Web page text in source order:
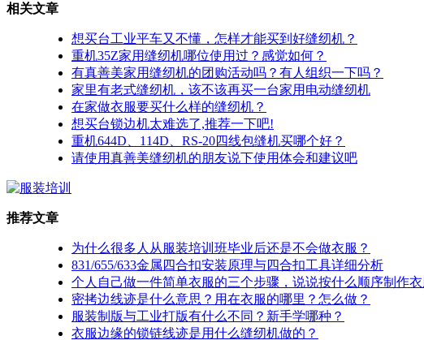
相关文章
想买台工业平车又不懂，怎样才能买到好缝纫机？
重机35Z家用缝纫机哪位使用过？感觉如何？
有真善美家用缝纫机的团购活动吗？有人组织一下吗？
家里有老式缝纫机，该不该再买一台家用电动缝纫机
在家做衣服要买什么样的缝纫机？
想买台锁边机太难选了,推荐一下吧!
重机644D、114D、RS-20四线包缝机买哪个好？
请使用真善美缝纫机的朋友说下使用体会和建议吧
推荐文章
为什么很多人从服装培训班毕业后还是不会做衣服？
831/655/633金属四合扣安装原理与四合扣工具详细分析
个人自己做一件简单衣服的三个步骤，说说按什么顺序制作衣
密拷边线迹是什么意思？用在衣服的哪里？怎么做？
服装制版与工业打版有什么不同？新手学哪种？
衣服边缘的锁链线迹是用什么缝纫机做的？